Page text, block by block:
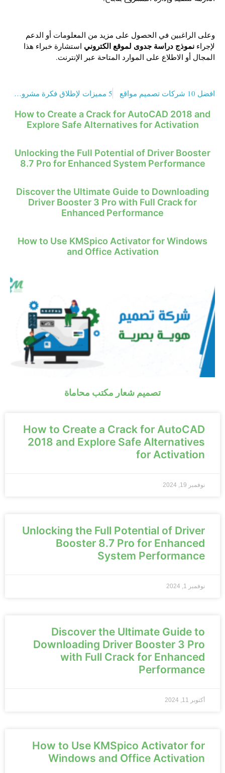
وعلى الراغبين في الحصول على مزيد من المعلومات أو الدعم
لإجراءنموذج دراسة جدوى لموقع الكترونياستشارة خبراء هذا
المجال أو الاطلاع على الموارد المتاحة عبر الإنترنت.
افضل 10 شركات تصميم مواقع 5 مميزات لإطلاق فكرة مشروع صناعي جديد
How to Create a Crack for AutoCAD 2018 and
Explore Safe Alternatives for Activation
Unlocking the Full Potential of Driver Booster
8.7 Pro for Enhanced System Performance
Discover the Ultimate Guide to Downloading
Driver Booster 3 Pro with Full Crack for
Enhanced Performance
How to Use KMSpico Activator for Windows
and Office Activation
تصميم شعار مكتب محاماة
How to Create a Crack for AutoCAD
2018 and Explore Safe Alternatives
for Activation
نوفمبر 19, 2024
Unlocking the Full Potential of Driver
Booster 8.7 Pro for Enhanced
System Performance
نوفمبر 1, 2024
Discover the Ultimate Guide to
Downloading Driver Booster 3 Pro
with Full Crack for Enhanced
Performance
أكتوبر 11, 2024
How to Use KMSpico Activator for
Windows and Office Activation